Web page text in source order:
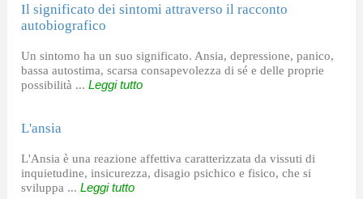
Il significato dei sintomi attraverso il racconto
autobiografico
Un sintomo ha un suo significato. Ansia, depressione, panico,
bassa autostima, scarsa consapevolezza di sé e delle proprie
possibilità ... Leggi tutto
L'ansia
L'Ansia è una reazione affettiva caratterizzata da vissuti di
inquietudine, insicurezza, disagio psichico e fisico, che si
sviluppa ... Leggi tutto